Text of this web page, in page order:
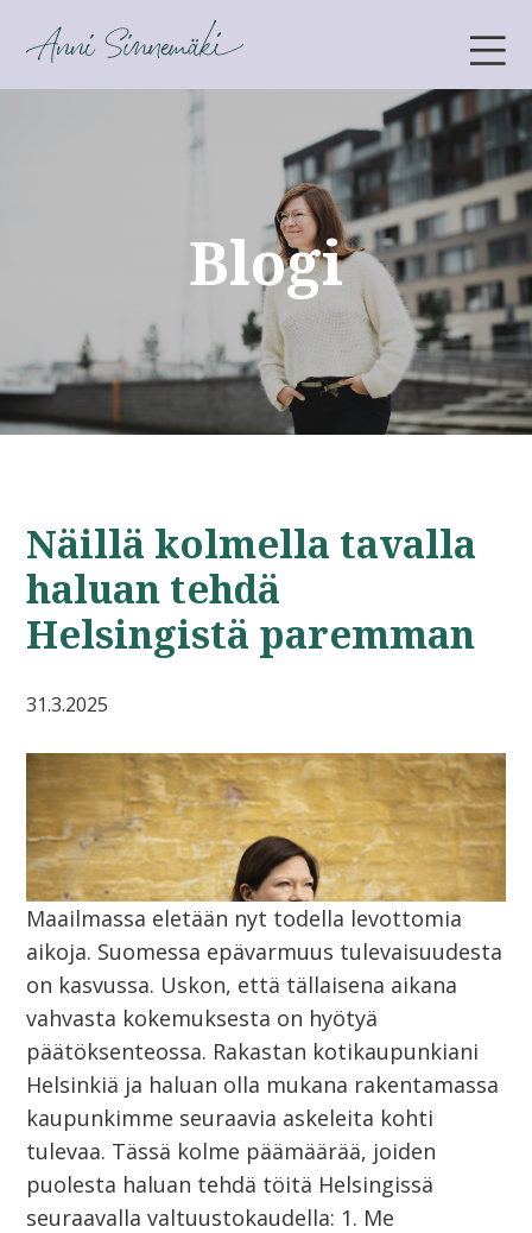
ANNI SINNEMÄKI
Blogi
Näillä kolmella tavalla
haluan tehdä
Helsingistä paremman
31.3.2025
Maailmassa eletään nyt todella levottomia
aikoja. Suomessa epävarmuus tulevaisuudesta
on kasvussa. Uskon, että tällaisena aikana
vahvasta kokemuksesta on hyötyä
päätöksenteossa. Rakastan kotikaupunkiani
Helsinkiä ja haluan olla mukana rakentamassa
kaupunkimme seuraavia askeleita kohti
tulevaa. Tässä kolme päämäärää, joiden
puolesta haluan tehdä töitä Helsingissä
seuraavalla valtuustokaudella: 1. Me